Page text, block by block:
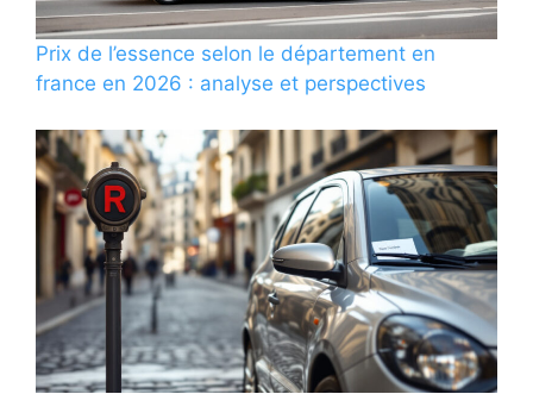
Prix de l’essence selon le département en
france en 2026 : analyse et perspectives